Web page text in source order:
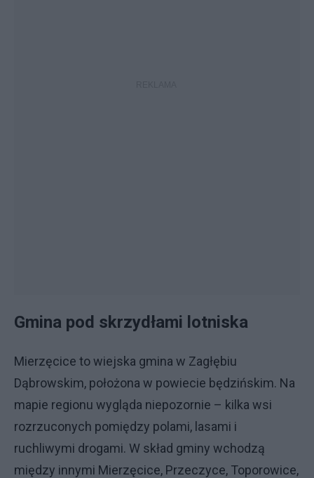
Gmina pod skrzydłami lotniska
Mierzęcice to wiejska gmina w Zagłębiu
Dąbrowskim, położona w powiecie będzińskim. Na
mapie regionu wygląda niepozornie – kilka wsi
rozrzuconych pomiędzy polami, lasami i
ruchliwymi drogami. W skład gminy wchodzą
między innymi Mierzęcice, Przeczyce, Toporowice,